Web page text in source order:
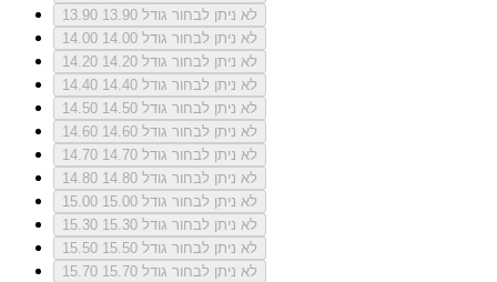
13.90
לא ניתן לבחור גודל 13.90
14.00
לא ניתן לבחור גודל 14.00
14.20
לא ניתן לבחור גודל 14.20
14.40
לא ניתן לבחור גודל 14.40
14.50
לא ניתן לבחור גודל 14.50
14.60
לא ניתן לבחור גודל 14.60
14.70
לא ניתן לבחור גודל 14.70
14.80
לא ניתן לבחור גודל 14.80
15.00
לא ניתן לבחור גודל 15.00
15.30
לא ניתן לבחור גודל 15.30
15.50
לא ניתן לבחור גודל 15.50
15.70
לא ניתן לבחור גודל 15.70